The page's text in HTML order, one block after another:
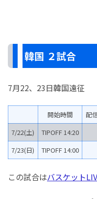
韓国 ２試合
7月22、23日韓国遠征
開始時間
配
7/22(土)
TIPOFF 14:20
7/23(日)
TIPOFF 14:00
この試合はバスケット